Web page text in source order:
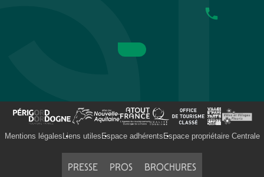
Mentions légales Liens utiles Espace adhérents Espace propriétaire Centrale
PRESSE PROS BROCHURES